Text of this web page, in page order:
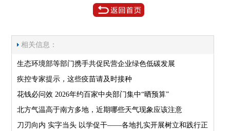
相关信息：
生态环境部等部门携手共促民营企业绿色低碳发展
疾控专家提示，这些疫苗请及时接种
花钱必问效 2026年约百家中央部门集中“晒预算”
北方气温高于南方多地，近期哪些天气现象应该注意
刀刃向内 实字当头 以学促干——各地扎实开展树立和践行正